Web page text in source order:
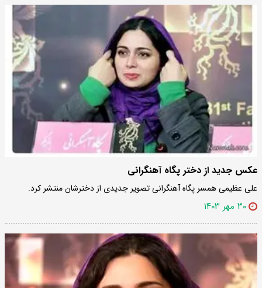
عکس جدید از دختر پگاه آهنگرانی
علی عظیمی همسر پگاه آهنگرانی تصویر جدیدی از دخترشان منتشر کرد.
۳۰ مهر ۱۴۰۳